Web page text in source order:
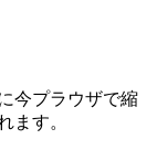
今プラウザで縮
ます。